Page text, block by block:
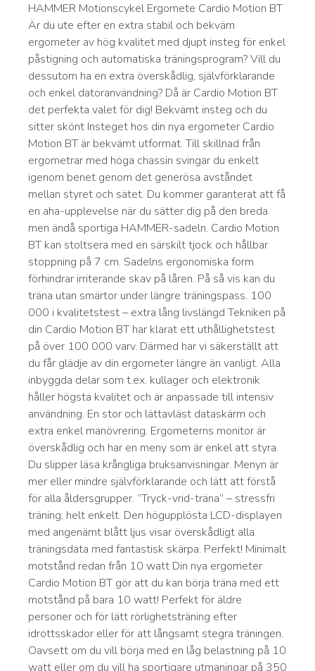
HAMMER Motionscykel Ergomete Cardio Motion BT
Är du ute efter en extra stabil och bekväm
ergometer av hög kvalitet med djupt insteg för enkel
påstigning och automatiska träningsprogram? Vill du
dessutom ha en extra överskådlig, självförklarande
och enkel datoranvändning? Då är Cardio Motion BT
det perfekta valet för dig! Bekvämt insteg och du
sitter skönt Insteget hos din nya ergometer Cardio
Motion BT är bekvämt utformat. Till skillnad från
ergometrar med höga chassin svingar du enkelt
igenom benet genom det generösa avståndet
mellan styret och sätet. Du kommer garanterat att få
en aha-upplevelse när du sätter dig på den breda
men ändå sportiga HAMMER-sadeln. Cardio Motion
BT kan stoltsera med en särskilt tjock och hållbar
stoppning på 7 cm. Sadelns ergonomiska form
förhindrar irriterande skav på låren. På så vis kan du
träna utan smärtor under längre träningspass. 100
000 i kvalitetstest – extra lång livslängd Tekniken på
din Cardio Motion BT har klarat ett uthållighetstest
på över 100 000 varv. Därmed har vi säkerställt att
du får glädje av din ergometer längre än vanligt. Alla
inbyggda delar som t.ex. kullager och elektronik
håller högsta kvalitet och är anpassade till intensiv
användning. En stor och lättavläst dataskärm och
extra enkel manövrering. Ergometerns monitor är
överskådlig och har en meny som är enkel att styra.
Du slipper läsa krångliga bruksanvisningar. Menyn är
mer eller mindre självförklarande och lätt att förstå
för alla åldersgrupper. ”Tryck-vrid-träna” – stressfri
träning, helt enkelt. Den högupplösta LCD-displayen
med angenämt blått ljus visar överskådligt alla
träningsdata med fantastisk skärpa. Perfekt! Minimalt
motstånd redan från 10 watt Din nya ergometer
Cardio Motion BT gör att du kan börja träna med ett
motstånd på bara 10 watt! Perfekt för äldre
personer och för lätt rörlighetsträning efter
idrottsskador eller för att långsamt stegra träningen.
Oavsett om du vill börja med en låg belastning på 10
watt eller om du vill ha sportigare utmaningar på 350